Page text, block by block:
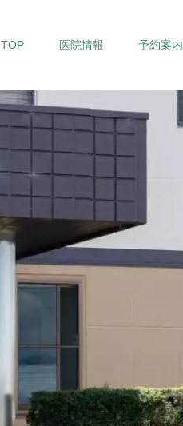
TOP 医院情報
川村医院について
初めての方へ
予約案内
高血圧
脂質異常症
睡眠時無呼吸症候群
肩の痛み
膝の痛み
腰の痛み
インフルエンザ・コロナ
腹痛